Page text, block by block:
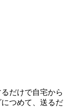
だけで自宅から
つめて、送るだ